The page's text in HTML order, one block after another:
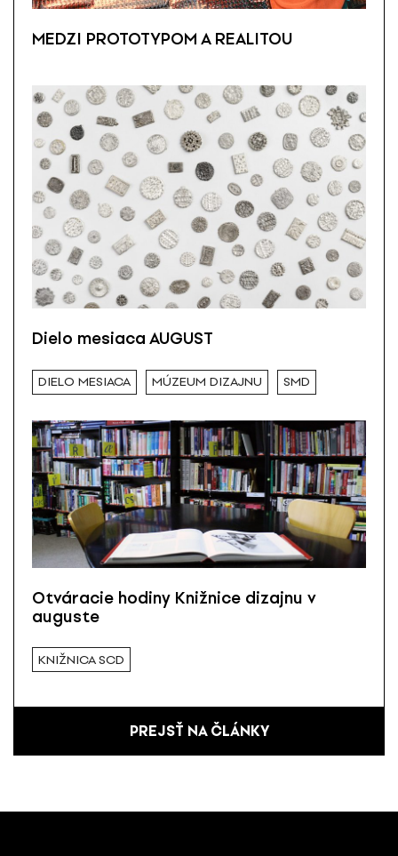
MEDZI PROTOTYPOM A REALITOU
Dielo mesiaca AUGUST
DIELO MESIACA MÚZEUM DIZAJNU SMD
Otváracie hodiny Knižnice dizajnu v
auguste
KNIŽNICA SCD
PREJSŤ NA ČLÁNKY